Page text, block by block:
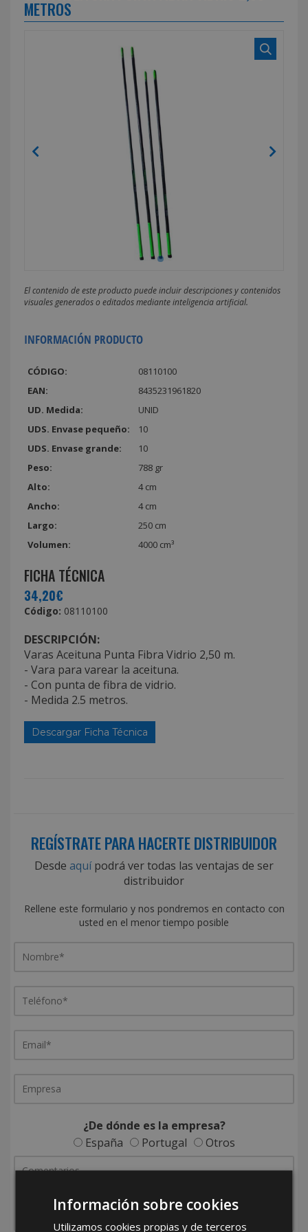
METROS
El contenido de este producto puede incluir descripciones y contenidos
visuales generados o editados mediante inteligencia artificial.
INFORMACIÓN PRODUCTO
CÓDIGO:
08110100
EAN:
8435231961820
UD. Medida:
UNID
UDS. Envase pequeño:
10
UDS. Envase grande:
10
Peso:
788 gr
Alto:
4 cm
Ancho:
4 cm
Largo:
250 cm
Volumen:
4000 cm³
FICHA TÉCNICA
34,20€
Código: 08110100
DESCRIPCIÓN:
Varas Aceituna Punta Fibra Vidrio 2,50 m.
- Vara para varear la aceituna.
- Con punta de fibra de vidrio.
- Medida 2.5 metros.
Descargar Ficha Técnica
REGÍSTRATE PARA HACERTE DISTRIBUIDOR
Desde aquípodrá ver todas las ventajas de ser
distribuidor
Rellene este formulario y nos pondremos en contacto con
usted en el menor tiempo posible
¿De dónde es la empresa?
España
Portugal Otros
Información sobre cookies
Utilizamos cookies propias y de terceros